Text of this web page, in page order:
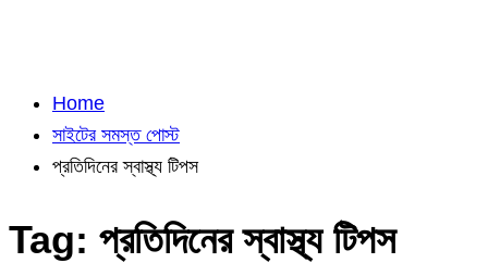
Home
সাইটের সমস্ত পোস্ট
প্রতিদিনের স্বাস্থ্য টিপস
Tag: প্রতিদিনের স্বাস্থ্য টিপস